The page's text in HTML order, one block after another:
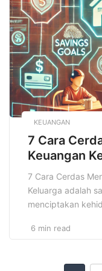
budaya setiap
kuat […]
KEUANGAN
7 Cara
Keuangan
7 Cara Cerdas
Keluarga adalah
menciptakan
keseimbangan
6 min read